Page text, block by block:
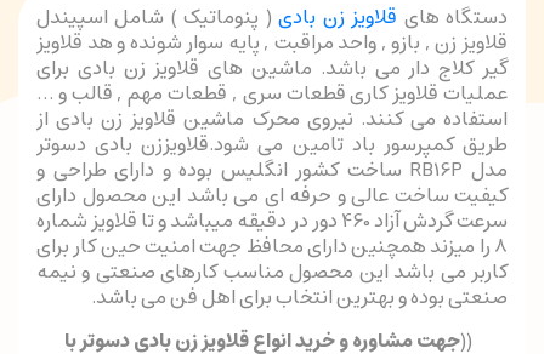
دستگاه های قلاویز زن بادی( پنوماتیک ) شامل اسپیندل
قلاویز زن , بازو , واحد مراقبت , پایه سوار شونده و هد قلاویز
گیر کلاج دار می باشد. ماشین های قلاویز زن بادی برای
عملیات قلاویز کاری قطعات سری , قطعات مهم , قالب و …
استفاده می کنند. نیروی محرک ماشین قلاویز زن بادی از
طریق کمپرسور باد تامین می شود.قلاویززن بادی دسوتر
مدل RB16P ساخت کشور انگلیس بوده و دارای طراحی و
کیفیت ساخت عالی و حرفه ای می باشد این محصول دارای
سرعت گردش آزاد 460 دور در دقیقه میباشد و تا قلاویز شماره
8 را میزند همچنین دارای محافظ جهت امنیت حین کار برای
کاربر می باشد این محصول مناسب کارهای صنعتی و نیمه
صنعتی بوده و بهترین انتخاب برای اهل فن می باشد.
((جهت مشاوره و خرید انواع قلاویز زن بادی دسوتر با